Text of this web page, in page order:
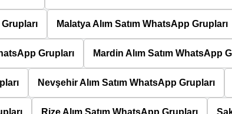
Malatya Alım Satım WhatsApp Grupları
Grupları Mardin Alım Satım WhatsApp
Nevşehir Alım Satım WhatsApp Grupları
Rize Alım Satım WhatsApp Grupları